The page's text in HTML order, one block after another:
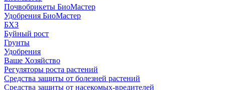
Почвобрикеты БиоМастер
Удобрения БиоМастер
БХЗ
Буйный рост
Грунты
Удобрения
Ваше Хозяйство
Регуляторы роста растений
Средства защиты от болезней растений
Средства защиты от насекомых-вредителей